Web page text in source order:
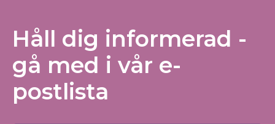
Håll dig informerad -
gå med i vår e-
postlista